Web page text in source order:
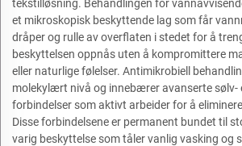
tekstilløsning. Behandlingen for
et mikroskopisk beskyttende lag som får
dråper og rulle av overflaten i stedet for å
beskyttelsen oppnås uten å kompromittere
eller naturlige følelser. Antimikrobiell
molekylært nivå og innebærer avanserte sølv-
forbindelser som aktivt arbeider for å
Disse forbindelsene er permanent bundet til
varig beskyttelse som tåler vanlig vasking og